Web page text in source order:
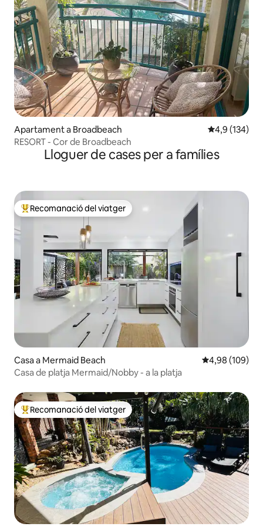
Apartament a Broadbeach 4,9 de
4,9 (134)
RESORT - Cor de Broadbeach
Lloguer de cases per a famílies
Principals recomanacions dels viatgers
Recomanació del viatger
Casa a Mermaid Beach 4,98 de
4,98 (109)
Casa de platja Mermaid/Nobby - a la platja
Principals recomanacions dels viatgers
Recomanació del viatger